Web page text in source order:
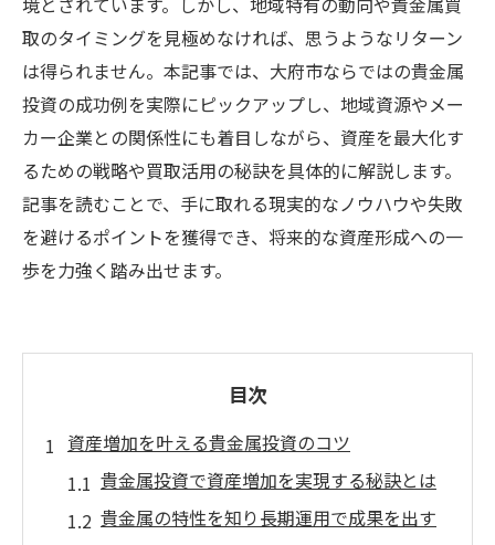
取のタイミングを見極めなければ、思うようなリターン
は得られません。本記事では、大府市ならではの貴金属
投資の成功例を実際にピックアップし、地域資源やメー
カー企業との関係性にも着目しながら、資産を最大化す
るための戦略や買取活用の秘訣を具体的に解説します。
記事を読むことで、手に取れる現実的なノウハウや失敗
を避けるポイントを獲得でき、将来的な資産形成への一
歩を力強く踏み出せます。
目次
資産増加を叶える貴金属投資のコツ
貴金属投資で資産増加を実現する秘訣とは
貴金属の特性を知り長期運用で成果を出す